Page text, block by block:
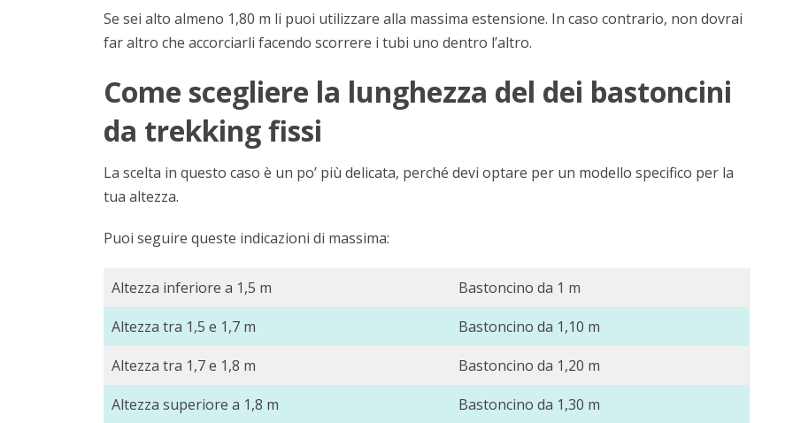
Se sei alto almeno 1,80 m li puoi utilizzare alla massima estensione. In caso contrario, non dovrai
far altro che accorciarli facendo scorrere i tubi uno dentro l’altro.
Come scegliere la lunghezza del dei bastoncini
da trekking fissi
La scelta in questo caso è un po’ più delicata, perché devi optare per un modello specifico per la
tua altezza.
Puoi seguire queste indicazioni di massima:
Altezza inferiore a 1,5 m
Bastoncino da 1 m
Altezza tra 1,5 e 1,7 m
Bastoncino da 1,10 m
Altezza tra 1,7 e 1,8 m
Bastoncino da 1,20 m
Altezza superiore a 1,8 m
Bastoncino da 1,30 m